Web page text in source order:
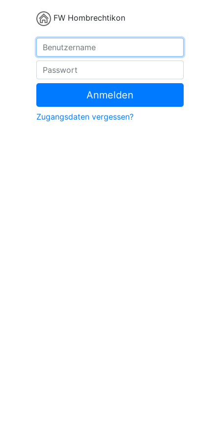
FW Hombrechtikon
Benutzername
Passwort
Anmelden
Zugangsdaten vergessen?